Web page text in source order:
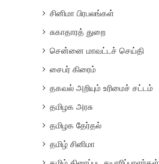
சினிமா பிரபலங்கள்
சுகாதாரத் துறை
சென்னை மாவட்டச் செய்தி
சைபர் கிரைம்
தகவல் அறியும் உரிமைச் சட்டம்
தமிழக அரசு
தமிழக தேர்தல்
தமிழ் சினிமா